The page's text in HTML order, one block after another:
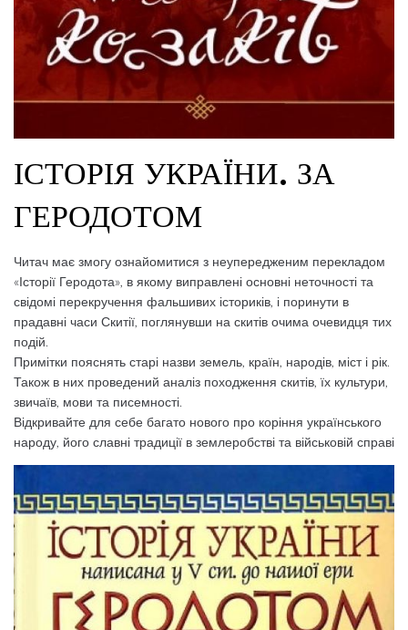
ІСТОРІЯ УКРАЇНИ. ЗА
ГЕРОДОТОМ
Читач має змогу ознайомитися з неупередженим перекладом
«Історії Геродота», в якому виправлені основні неточності та
свідомі перекручення фальшивих істориків, і поринути в
прадавні часи Скитії, поглянувши на скитів очима очевидця тих
подій.
Примітки пояснять старі назви земель, країн, народів, міст і рік.
Також в них проведений аналіз походження скитів, їх культури,
звичаїв, мови та писемності.
Відкривайте для себе багато нового про коріння українського
народу, його славні традиції в землеробстві та військовій справі